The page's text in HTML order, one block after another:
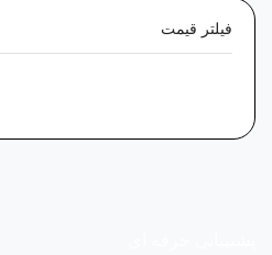
فیلتر قیمت